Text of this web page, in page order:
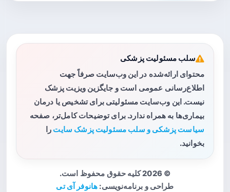
سلب مسئولیت پزشکی
محتوای ارائه‌شده در این وب‌سایت صرفاً جهت
اطلاع‌رسانی عمومی است و جایگزین ویزیت پزشک
نیست. این وب‌سایت مسئولیتی برای تشخیص یا درمان
بیماری‌ها به همراه ندارد. برای توضیحات کامل‌تر، صفحه
سیاست پزشکی و سلب مسئولیت پزشک سایت را
بخوانید.
© 2026 کلیه حقوق محفوظ است.
طراحی و برنامه‌نویسی: هانوفر آی تی